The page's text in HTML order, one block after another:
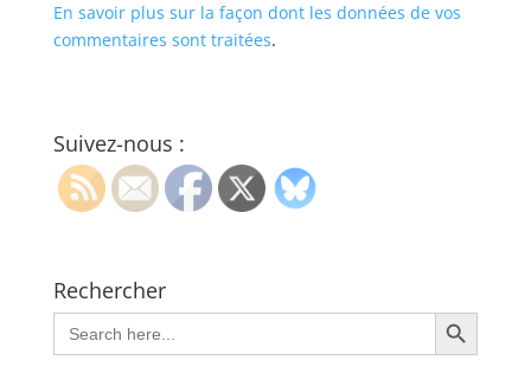
En savoir plus sur la façon dont les données de vos
commentaires sont traitées.
Suivez-nous :
Rechercher
Search
for:
Search Button